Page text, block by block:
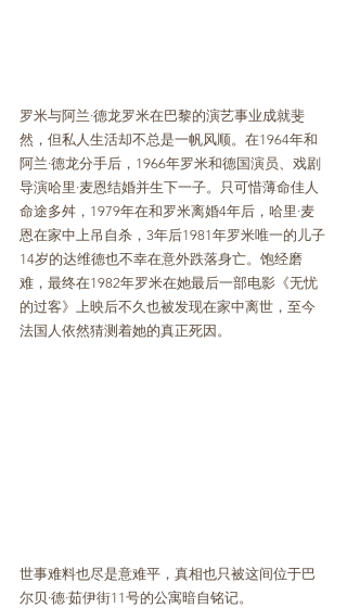
罗米与阿兰·德龙罗米在巴黎的演艺事业成就斐
然，但私人生活却不总是一帆风顺。在1964年和
阿兰·德龙分手后，1966年罗米和德国演员、戏剧
导演哈里·麦恩结婚并生下一子。只可惜薄命佳人
命途多舛，1979年在和罗米离婚4年后，哈里·麦
恩在家中上吊自杀，3年后1981年罗米唯一的儿子
14岁的达维德也不幸在意外跌落身亡。饱经磨
难，最终在1982年罗米在她最后一部电影《无忧
的过客》上映后不久也被发现在家中离世，至今
法国人依然猜测着她的真正死因。
世事难料也尽是意难平，真相也只被这间位于巴
尔贝·德·茹伊街11号的公寓暗自铭记。